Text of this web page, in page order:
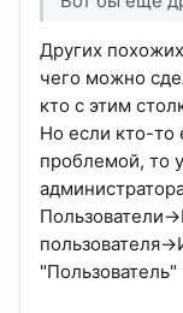
Других
чего можно
кто с этим
Но если кто-то
проблемой, то
Пользователи-
пользователя-